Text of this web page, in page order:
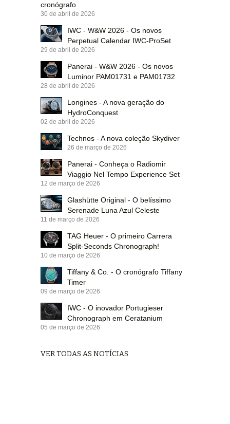
cronógrafo
30 de abril de 2026
IWC - W&W 2026 - Os novos
Perpetual Calendar IWC-ProSet
29 de abril de 2026
Panerai - W&W 2026 - Os novos
Luminor PAM01731 e PAM01732
28 de abril de 2026
Longines - A nova geração do
HydroConquest
02 de abril de 2026
Technos - A nova coleção Skydiver
26 de março de 2026
Panerai - Conheça o Radiomir
Viaggio Nel Tempo Experience Set
12 de março de 2026
Glashütte Original - O belíssimo
Serenade Luna Azul Celeste
11 de março de 2026
TAG Heuer - O primeiro Carrera
Split-Seconds Chronograph!
10 de março de 2026
Tiffany & Co. - O cronógrafo Tiffany
Timer
09 de março de 2026
IWC - O inovador Portugieser
Chronograph em Ceratanium
05 de março de 2026
VER TODAS AS NOTÍCIAS